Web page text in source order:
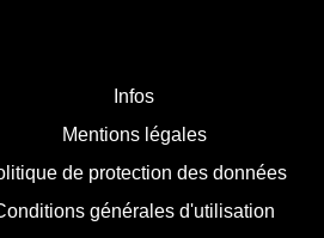
Infos
Mentions légales
de protection des données
générales d'utilisation